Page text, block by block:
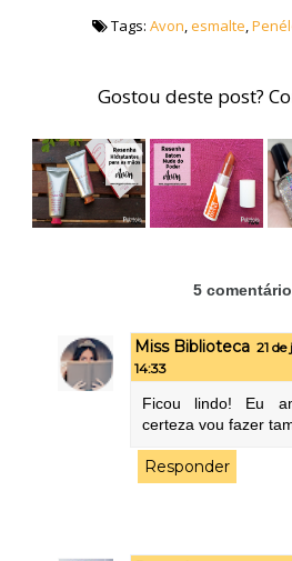
Tags: Avon,esmalte,
Gostou deste post?
5
Miss Biblioteca 21
14:33
Ficou lindo! Eu
certeza vou fazer
Responder